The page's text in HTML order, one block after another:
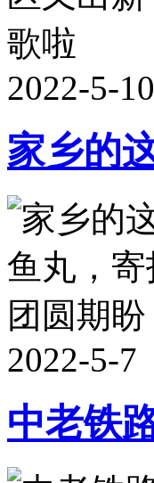
2022-5-10
家乡的
2022-5-7
中老铁